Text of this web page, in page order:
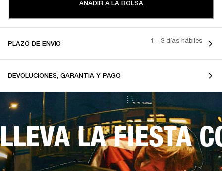
AÑADIR A LA BOLSA
PLAZO DE ENVIO 1 - 3 días hábiles
DEVOLUCIONES, GARANTÍA Y PAGO
LLEVA LA FIESTA